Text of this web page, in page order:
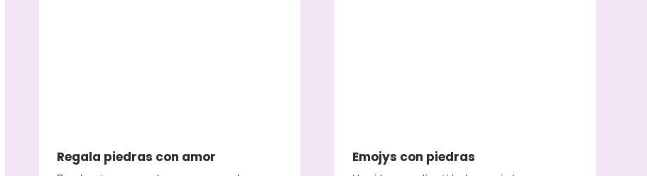
Regala piedras con amor Emojys con piedras